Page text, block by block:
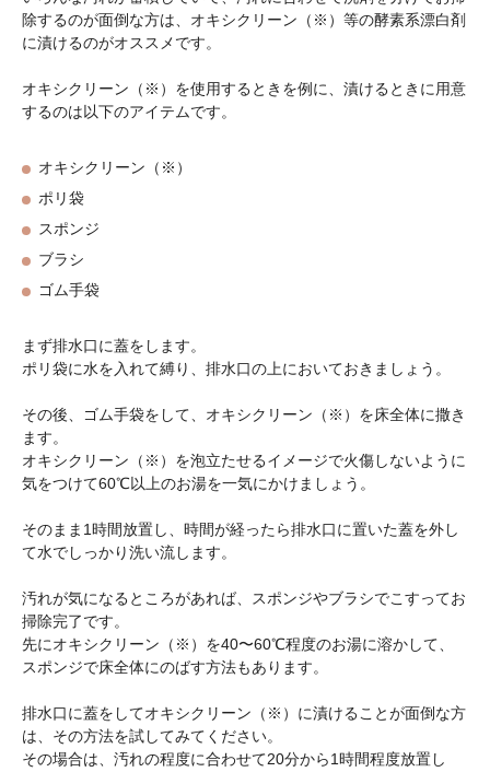
除するのが面倒な方は、オキシクリーン（※）等の酵素系漂白剤
に漬けるのがオススメです。
オキシクリーン（※）を使用するときを例に、漬けるときに用意
するのは以下のアイテムです。
オキシクリーン（※）
ポリ袋
スポンジ
ブラシ
ゴム手袋
まず排水口に蓋をします。
ポリ袋に水を入れて縛り、排水口の上においておきましょう。
その後、ゴム手袋をして、オキシクリーン（※）を床全体に撒き
ます。
オキシクリーン（※）を泡立たせるイメージで火傷しないように
気をつけて60℃以上のお湯を一気にかけましょう。
そのまま1時間放置し、時間が経ったら排水口に置いた蓋を外し
て水でしっかり洗い流します。
汚れが気になるところがあれば、スポンジやブラシでこすってお
掃除完了です。
先にオキシクリーン（※）を40〜60℃程度のお湯に溶かして、
スポンジで床全体にのばす方法もあります。
排水口に蓋をしてオキシクリーン（※）に漬けることが面倒な方
は、その方法を試してみてください。
その場合は、汚れの程度に合わせて20分から1時間程度放置し